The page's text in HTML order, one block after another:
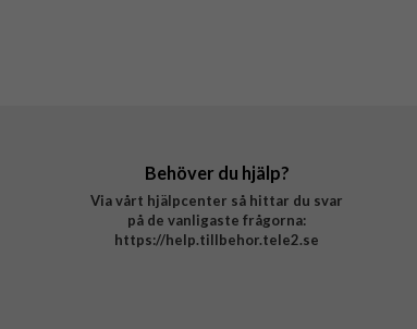
Behöver du hjälp?
Via vårt hjälpcenter så hittar du svar
på de vanligaste frågorna:
https://help.tillbehor.tele2.se